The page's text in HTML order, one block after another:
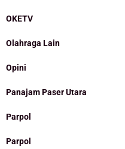
OKETV
Olahraga Lain
Opini
Panajam Paser Utara
Parpol
Parpol